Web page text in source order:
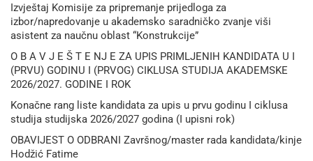
Izvještaj Komisije za pripremanje prijedloga za
izbor/napredovanje u akademsko saradničko zvanje viši
asistent za naučnu oblast “Konstrukcije”
O B A V J E Š T E NJ E ZA UPIS PRIMLJENIH KANDIDATA U I
(PRVU) GODINU I (PRVOG) CIKLUSA STUDIJA AKADEMSKE
2026/2027. GODINE I ROK
Konačne rang liste kandidata za upis u prvu godinu I ciklusa
studija studijska 2026/2027 godina (I upisni rok)
OBAVIJEST O ODBRANI Završnog/master rada kandidata/kinje
Hodžić Fatime